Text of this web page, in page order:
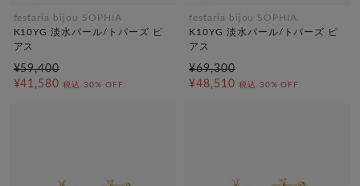
festaria bijou SOPHIA
K10YG 淡水パール/トパーズ ピ
アス
¥59,400
¥41,580 税込 30% OFF
festaria bijou SOPHIA
K10YG 淡水パール/トパーズ ピ
アス
¥69,300
¥48,510 税込 30% OFF